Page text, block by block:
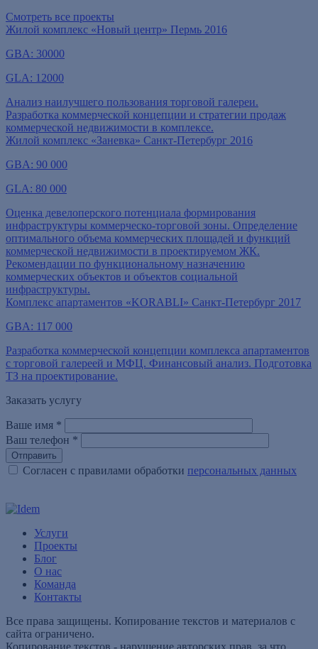
Смотреть все проекты
Жилой комплекс «Новый центр» Пермь 2016
GBA: 30000
GLA: 12000
Анализ наилучшего пользования торговой галереи.
Разработка коммерческой концепции и стратегии продаж
коммерческой недвижимости в комплексе.
Жилой комплекс «Заневка» Санкт-Петербург 2016
GBA: 90 000
GLA: 80 000
Оценка девелоперского потенциала формирования
инфраструктуры коммерческо-торговой зоны. Определение
оптимального объема коммерческих площадей и функций
коммерческой недвижимости в проектируемом ЖК.
Рекомендации по функциональному назначению
коммерческих объектов и объектов социальной
инфраструктуры.
Комплекс апартаментов «KORABLI» Санкт-Петербург 2017
GBA: 117 000
Разработка коммерческой концепции комплекса апартаментов
с торговой галереей и МФЦ. Финансовый анализ. Подготовка
ТЗ на проектирование.
Заказать услугу
Ваше имя *
Ваш телефон *
Согласен с правилами обработки персональных данных
Услуги
Проекты
Блог
О нас
Команда
Контакты
Все права защищены. Копирование текстов и материалов с
сайта ограничено.